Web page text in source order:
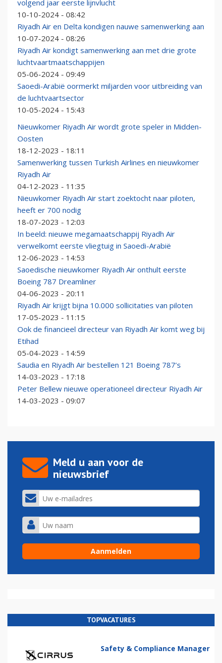
volgend jaar eerste lijnvlucht
10-10-2024 - 08:42
Riyadh Air en Delta kondigen nauwe samenwerking aan
10-07-2024 - 08:26
Riyadh Air kondigt samenwerking aan met drie grote
luchtvaartmaatschappijen
05-06-2024 - 09:49
Saoedi-Arabië oormerkt miljarden voor uitbreiding van
de luchtvaartsector
10-05-2024 - 15:43
Nieuwkomer Riyadh Air wordt grote speler in Midden-
Oosten
18-12-2023 - 18:11
Samenwerking tussen Turkish Airlines en nieuwkomer
Riyadh Air
04-12-2023 - 11:35
Nieuwkomer Riyadh Air start zoektocht naar piloten,
heeft er 700 nodig
18-07-2023 - 12:03
In beeld: nieuwe megamaatschappij Riyadh Air
verwelkomt eerste vliegtuig in Saoedi-Arabië
12-06-2023 - 14:53
Saoedische nieuwkomer Riyadh Air onthult eerste
Boeing 787 Dreamliner
04-06-2023 - 20:11
Riyadh Air krijgt bijna 10.000 sollicitaties van piloten
17-05-2023 - 11:15
Ook de financieel directeur van Riyadh Air komt weg bij
Etihad
05-04-2023 - 14:59
Saudia en Riyadh Air bestellen 121 Boeing 787’s
14-03-2023 - 17:18
Peter Bellew nieuwe operationeel directeur Riyadh Air
14-03-2023 - 09:07
Meld u aan voor de
nieuwsbrief
TOPVACATURES
Safety & Compliance Manager